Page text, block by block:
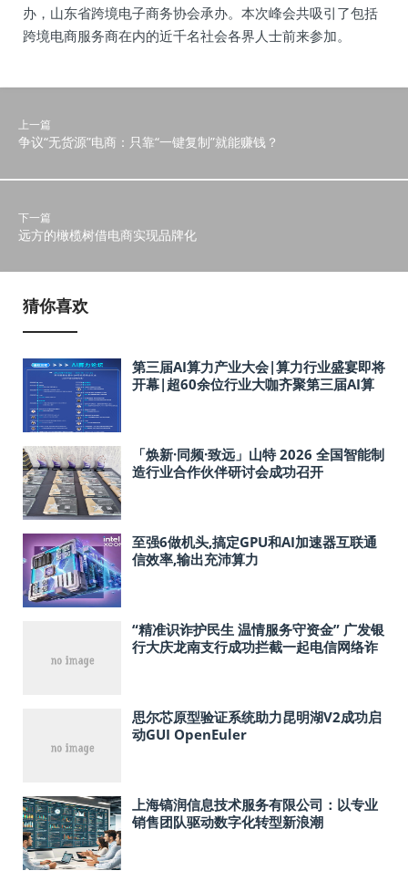
办，山东省跨境电子商务协会承办。本次峰会共吸引了包括
跨境电商服务商在内的近千名社会各界人士前来参加。
上一篇
争议“无货源”电商：只靠“一键复制”就能赚钱？
下一篇
远方的橄榄树借电商实现品牌化
猜你喜欢
第三届AI算力产业大会|算力行业盛宴即将
开幕|超60余位行业大咖齐聚第三届AI算
「焕新·同频·致远」山特 2026 全国智能制
造行业合作伙伴研讨会成功召开
至强6做机头,搞定GPU和AI加速器互联通
信效率,输出充沛算力
“精准识诈护民生 温情服务守资金” 广发银
行大庆龙南支行成功拦截一起电信网络诈
思尔芯原型验证系统助力昆明湖V2成功启
动GUI OpenEuler
上海镐润信息技术服务有限公司：以专业
销售团队驱动数字化转型新浪潮